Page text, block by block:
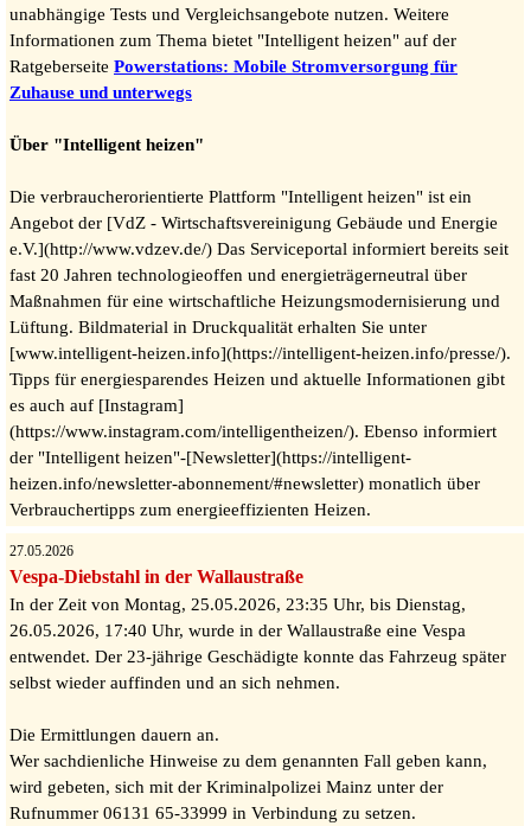
unabhängige Tests und Vergleichsangebote nutzen. Weitere
Informationen zum Thema bietet "Intelligent heizen" auf der
Ratgeberseite Powerstations: Mobile Stromversorgung für
Zuhause und unterwegs
Über "Intelligent heizen"
Die verbraucherorientierte Plattform "Intelligent heizen" ist ein
Angebot der [VdZ - Wirtschaftsvereinigung Gebäude und Energie
e.V.](http://www.vdzev.de/) Das Serviceportal informiert bereits seit
fast 20 Jahren technologieoffen und energieträgerneutral über
Maßnahmen für eine wirtschaftliche Heizungsmodernisierung und
Lüftung. Bildmaterial in Druckqualität erhalten Sie unter
[www.intelligent-heizen.info](https://intelligent-heizen.info/presse/).
Tipps für energiesparendes Heizen und aktuelle Informationen gibt
es auch auf [Instagram]
(https://www.instagram.com/intelligentheizen/). Ebenso informiert
der "Intelligent heizen"-[Newsletter](https://intelligent-
heizen.info/newsletter-abonnement/#newsletter) monatlich über
Verbrauchertipps zum energieeffizienten Heizen.
27.05.2026
Vespa-Diebstahl in der Wallaustraße
In der Zeit von Montag, 25.05.2026, 23:35 Uhr, bis Dienstag,
26.05.2026, 17:40 Uhr, wurde in der Wallaustraße eine Vespa
entwendet. Der 23-jährige Geschädigte konnte das Fahrzeug später
selbst wieder auffinden und an sich nehmen.
Die Ermittlungen dauern an.
Wer sachdienliche Hinweise zu dem genannten Fall geben kann,
wird gebeten, sich mit der Kriminalpolizei Mainz unter der
Rufnummer 06131 65-33999 in Verbindung zu setzen.